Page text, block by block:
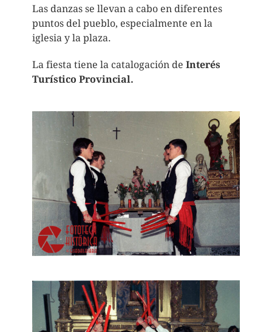
Las danzas se llevan a cabo en diferentes
puntos del pueblo, especialmente en la
iglesia y la plaza.
La fiesta tiene la catalogación de Interés
Turístico Provincial.